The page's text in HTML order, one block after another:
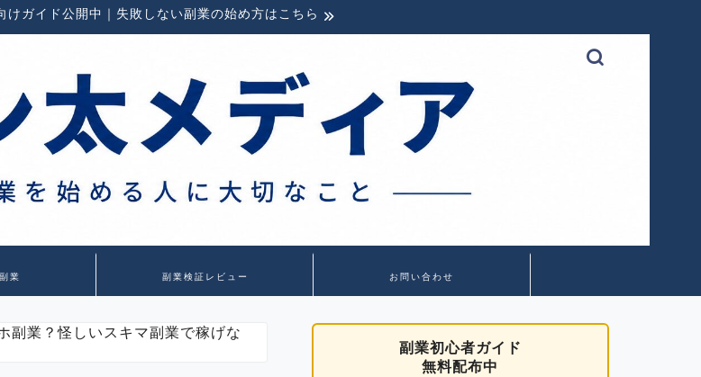
けガイド公開中｜失敗しない副業の始め方はこちら
業 副業検証レビュー お問い合わせ
副業？怪しいスキマ副業で稼げな
副業初心者ガイド
無料配布中